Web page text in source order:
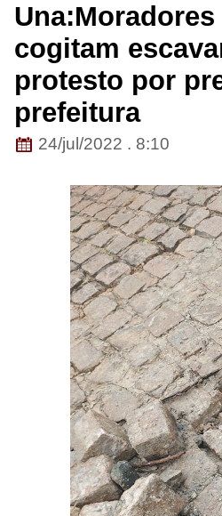
cogitam
protesto por
prefeitura
24/jul/2022 . 8:10